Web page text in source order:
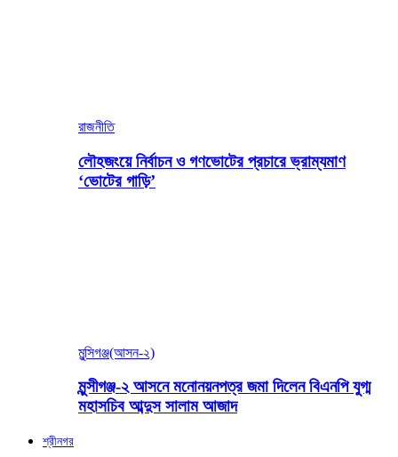
রাজনীতি
লৌহজংয়ে নির্বাচন ও গণভোটের প্রচারে ভ্রাম্যমাণ
‘ভোটের গাড়ি’
মুন্সিগঞ্জ(আসন-২)
মুন্সীগঞ্জ-২ আসনে মনোনয়নপত্র জমা দিলেন বিএনপি যুগ্ম
মহাসচিব আব্দুস সালাম আজাদ
শ্রীনগর